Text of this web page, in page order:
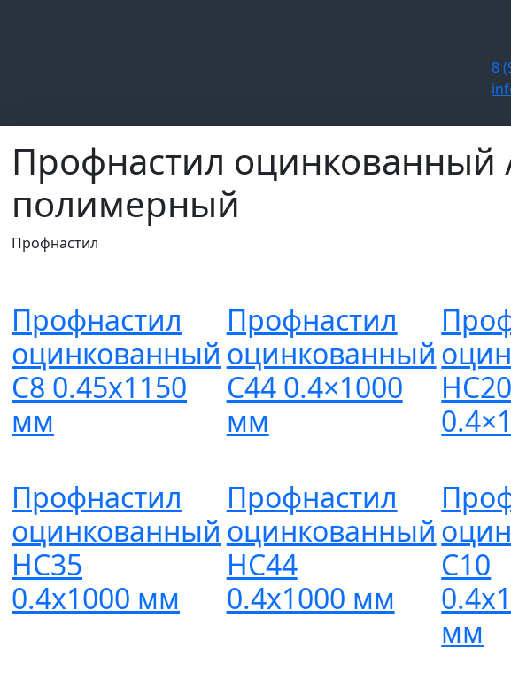
8
Профнастил оцинкованный
полимерный
Профнастил
Профнастил
оцинкованный
С8 0.45х1150
мм
Профнастил
оцинкованный
С44 0.4×1000
мм
НС20
Профнастил
оцинкованный
НС35
0.4х1000 мм
Профнастил
оцинкованный
НС44
0.4х1000 мм
С10
мм